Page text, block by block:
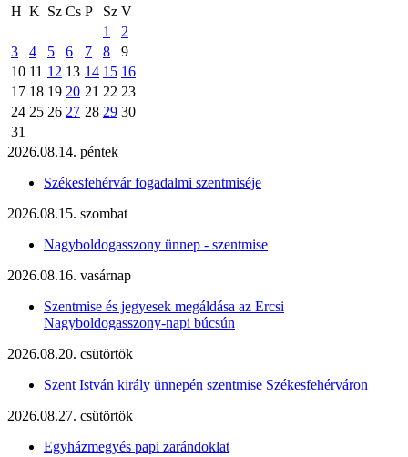
H K Sz Cs P Sz V
1
2
3
4 5 6 7 8
9
10 11 12 13 14 15 16
17 18 19 20 21 22 23
24 25 26 27 28 29 30
31
2026.08.14. péntek
Székesfehérvár fogadalmi szentmiséje
2026.08.15. szombat
Nagyboldogasszony ünnep - szentmise
2026.08.16. vasárnap
Szentmise és jegyesek megáldása az Ercsi
Nagyboldogasszony-napi búcsún
2026.08.20. csütörtök
Szent István király ünnepén szentmise Székesfehérváron
2026.08.27. csütörtök
Egyházmegyés papi zarándoklat